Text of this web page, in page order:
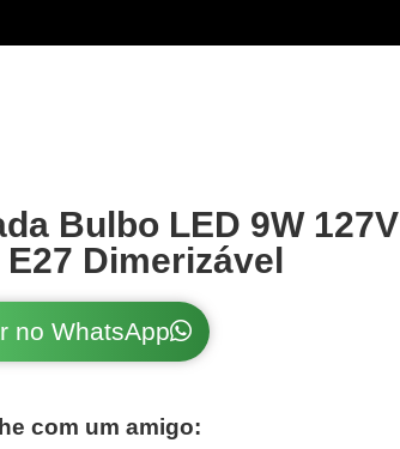
Bulbo LED 9W 127V
E27 Dimerizável
no WhatsApp
com um amigo: